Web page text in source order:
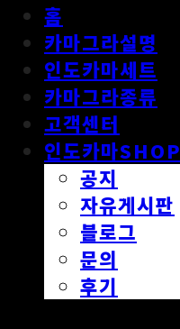
홈
카마그라설명
인도카마세트
카마그라종류
고객센터
인도카마SHOP
공지
자유게시판
블로그
문의
후기